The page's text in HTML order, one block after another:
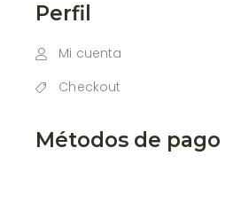
Perfil
Mi cuenta
Checkout
Métodos de pago